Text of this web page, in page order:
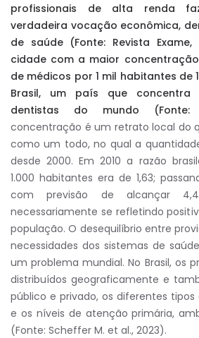
profissionais de alta renda
verdadeira vocação econômica,
de saúde (Fonte: Revista
cidade com a maior
de médicos por 1 mil habitantes de
Brasil, um país que
dentistas do mundo (Fonte:
concentração é um retrato local do
como um todo, no qual a
desde 2000. Em 2010 a razão
1.000 habitantes era de 1,63;
com previsão de alcançar
necessariamente se refletindo
população. O desequilíbrio entre
necessidades dos sistemas de
um problema mundial. No Brasil, os
distribuídos geograficamente e
público e privado, os diferentes tipos
e os níveis de atenção primária,
(Fonte: Scheffer M. et al., 2023).